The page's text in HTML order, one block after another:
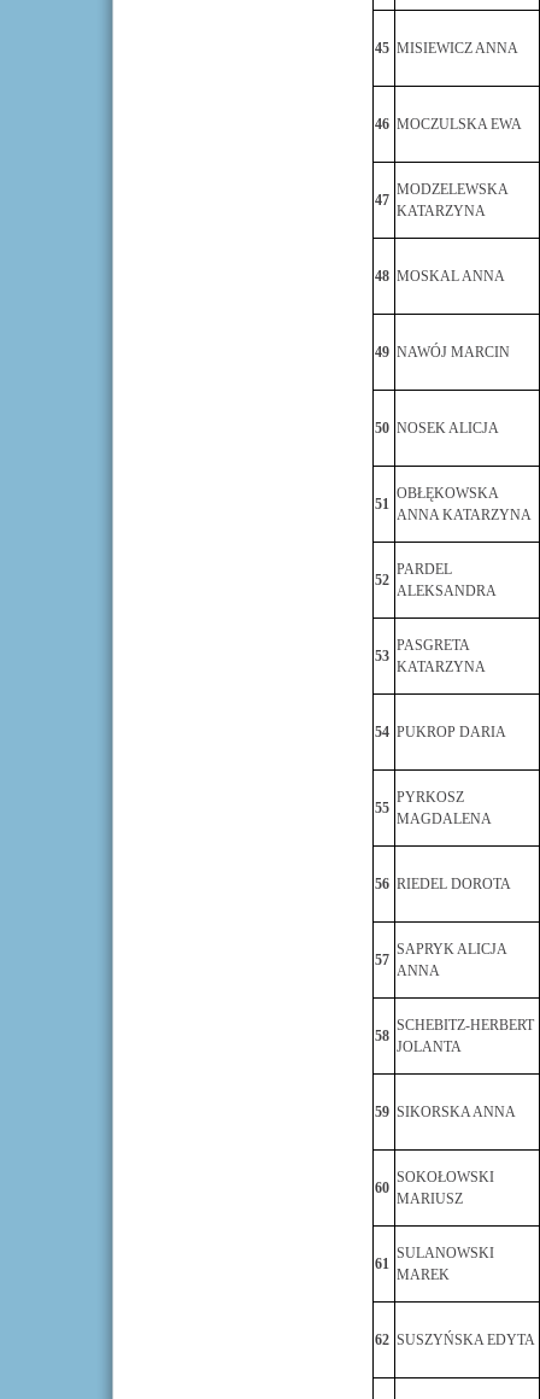
45 MISIEWICZ ANNA
46 MOCZULSKA EWA
47
MODZELEWSKA
KATARZYNA
48 MOSKAL ANNA
49 NAWÓJ MARCIN
50 NOSEK ALICJA
51
OBŁĘKOWSKA
ANNA KATARZYNA
52
PARDEL
ALEKSANDRA
53
PASGRETA
KATARZYNA
54 PUKROP DARIA
55
PYRKOSZ
MAGDALENA
56 RIEDEL DOROTA
57
SAPRYK ALICJA
ANNA
58
SCHEBITZ-HERBERT
JOLANTA
59 SIKORSKA ANNA
60
SOKOŁOWSKI
MARIUSZ
61
SULANOWSKI
MAREK
62 SUSZYŃSKA EDYTA